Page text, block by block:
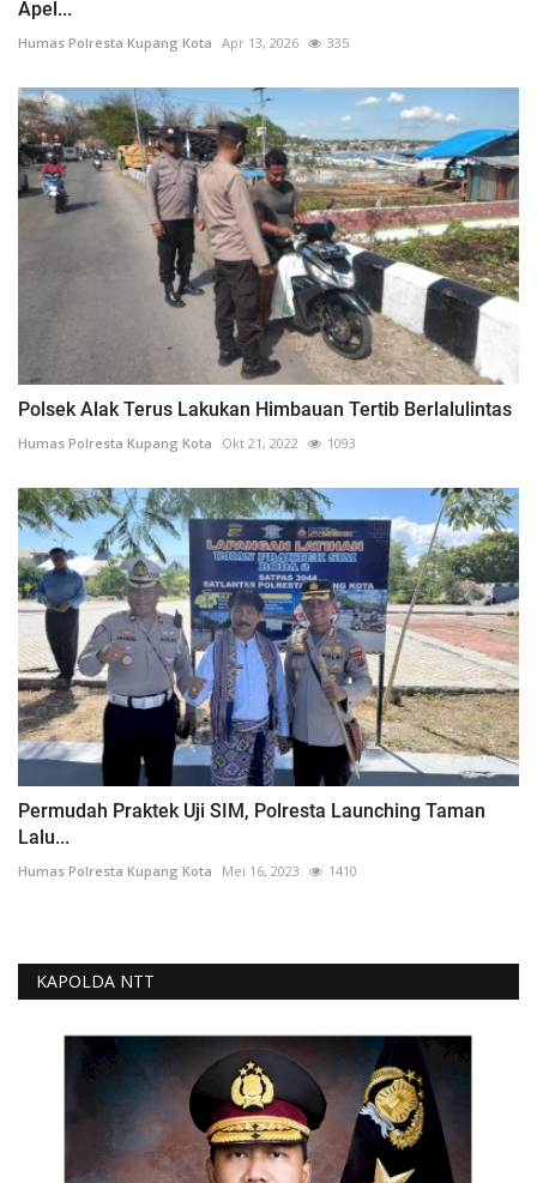
Apel...
Humas Polresta Kupang Kota Apr 13, 2026 335
Polsek Alak Terus Lakukan Himbauan Tertib Berlalulintas
Humas Polresta Kupang Kota Okt 21, 2022 1093
Permudah Praktek Uji SIM, Polresta Launching Taman
Lalu...
Humas Polresta Kupang Kota Mei 16, 2023 1410
KAPOLDA NTT